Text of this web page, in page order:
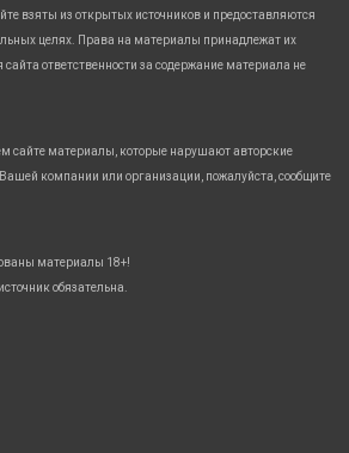
взяты из открытых источников и предоставляются
целях. Права на материалы принадлежат их
ответственности за содержание материала не
сайте материалы, которые нарушают авторские
компании или организации, пожалуйста, сообщите
материалы 18+!
обязательна.